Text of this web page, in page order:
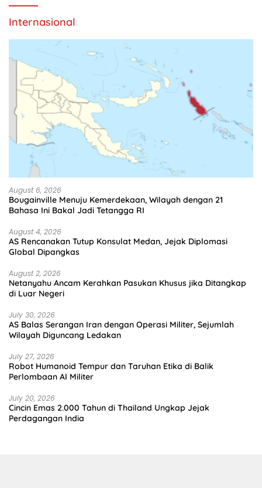
Internasional
August 6, 2026
Bougainville Menuju Kemerdekaan, Wilayah dengan 21
Bahasa Ini Bakal Jadi Tetangga RI
August 4, 2026
AS Rencanakan Tutup Konsulat Medan, Jejak Diplomasi
Global Dipangkas
August 2, 2026
Netanyahu Ancam Kerahkan Pasukan Khusus jika Ditangkap
di Luar Negeri
July 30, 2026
AS Balas Serangan Iran dengan Operasi Militer, Sejumlah
Wilayah Diguncang Ledakan
July 27, 2026
Robot Humanoid Tempur dan Taruhan Etika di Balik
Perlombaan AI Militer
July 20, 2026
Cincin Emas 2.000 Tahun di Thailand Ungkap Jejak
Perdagangan India